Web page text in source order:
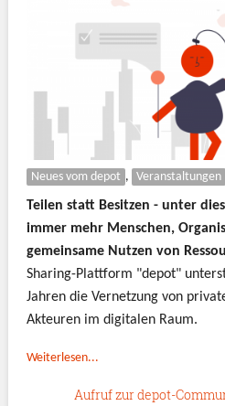
Neues vom depot , Veranstaltungen
Teilen statt Besitzen - unter
immer mehr Menschen,
gemeinsame Nutzen von
Sharing-Plattform "depot"
Jahren die Vernetzung von
Akteuren im digitalen Raum.
Weiterlesen...
Aufruf zur depot-